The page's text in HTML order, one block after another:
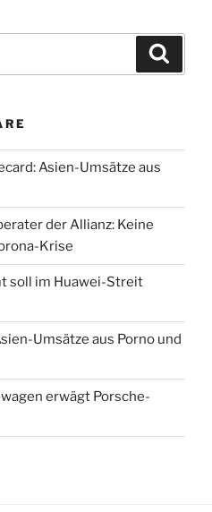
Asien-Umsätze aus
der Allianz: Keine
Krise
soll im Huawei-Streit
Umsätze aus Porno und
erwägt Porsche-